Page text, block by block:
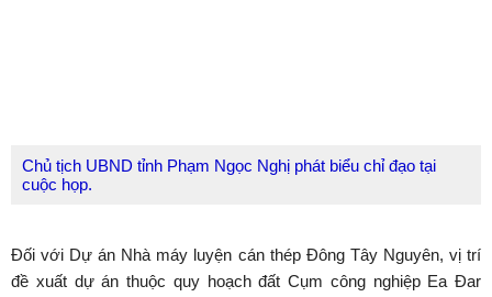
Chủ tịch UBND tỉnh Phạm Ngọc Nghị phát biểu chỉ đạo tại
cuộc họp.
Đối với Dự án Nhà máy luyện cán thép Đông Tây Nguyên, vị trí
đề xuất dự án thuộc quy hoạch đất Cụm công nghiệp Ea Đar